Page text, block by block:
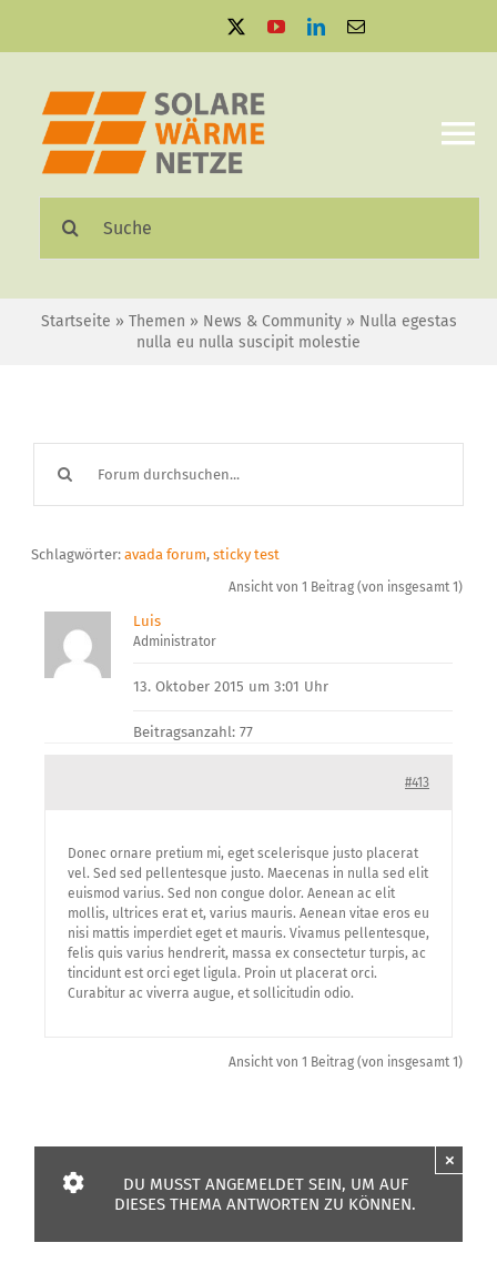
springen
Solare Wärmenetze
Mediathek
nach:
Startseite » Themen » News & Community» Nulla egestas
nulla eu nulla suscipit molestie
Schlagwörter: avada forum, sticky test
Ansicht von 1 Beitrag (von insgesamt 1)
Luis
Administrator
13. Oktober 2015 um 3:01 Uhr
Beitragsanzahl: 77
#413
Donec ornare pretium mi, eget scelerisque justo placerat
vel. Sed sed pellentesque justo. Maecenas in nulla sed elit
euismod varius. Sed non congue dolor. Aenean ac elit
mollis, ultrices erat et, varius mauris. Aenean vitae eros eu
nisi mattis imperdiet eget et mauris. Vivamus pellentesque,
felis quis varius hendrerit, massa ex consectetur turpis, ac
tincidunt est orci eget ligula. Proin ut placerat orci.
Curabitur ac viverra augue, et sollicitudin odio.
Ansicht von 1 Beitrag (von insgesamt 1)
×
DU MUSST ANGEMELDET SEIN, UM AUF
DIESES THEMA ANTWORTEN ZU KÖNNEN.